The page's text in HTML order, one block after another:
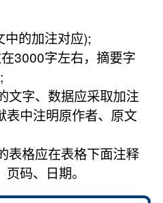
的加注对应);
3000字左右，摘要字
文字、数据应采取加注
表中注明原作者、原文
表格应在表格下面注释
码、日期。